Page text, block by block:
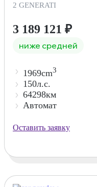
2 GENERATI
3 189 121 ₽
ниже средней
1969cm3
150л.с.
64298км
Автомат
Оставить заявку